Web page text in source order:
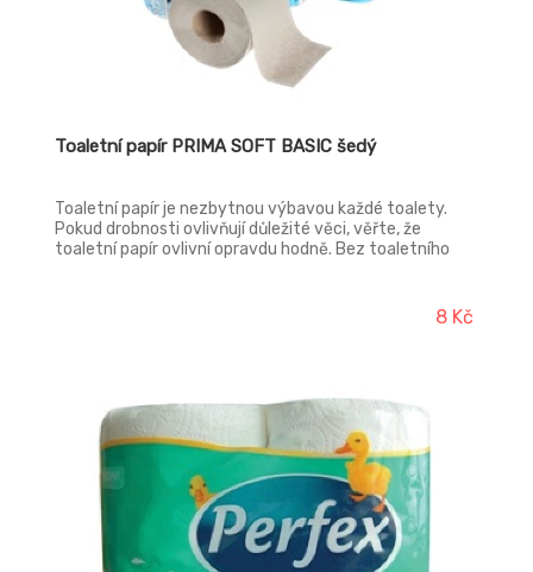
Toaletní papír PRIMA SOFT BASIC šedý
Toaletní papír je nezbytnou výbavou každé toalety.
Pokud drobnosti ovlivňují důležité věci, věřte, že
toaletní papír ovlivní opravdu hodně. Bez toaletního
8 Kč